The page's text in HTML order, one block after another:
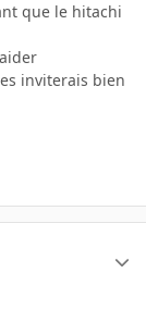
que le hitachi
inviterais bien